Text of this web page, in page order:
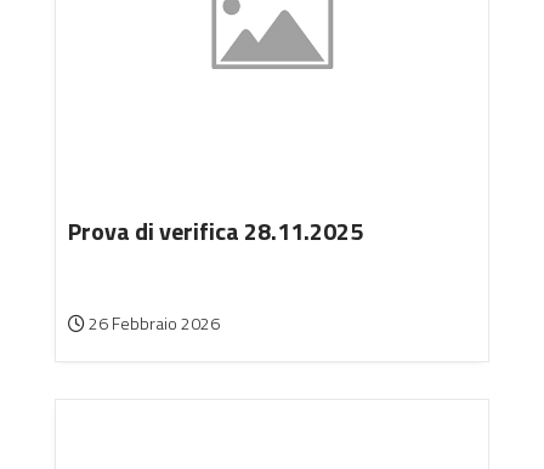
Prova di verifica 28.11.2025
26 Febbraio 2026